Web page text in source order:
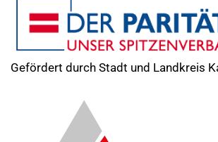
Gefördert durch Stadt und Landkreis